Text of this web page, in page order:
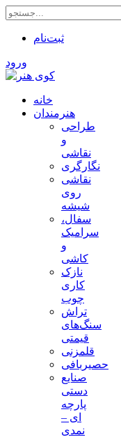
ثبت‌نام
ورود
خانه
هنرمندان
طراحی
و
نقاشی
نگارگری
نقاشی
روی
شیشه
سفال،
سرامیک
و
کاشی
نازک
کاری
چوب
تراش
سنگ‌های
قیمتی
قلمزنی
حصیربافی
صنایع
دستی
پارچه
ای –
نمدی